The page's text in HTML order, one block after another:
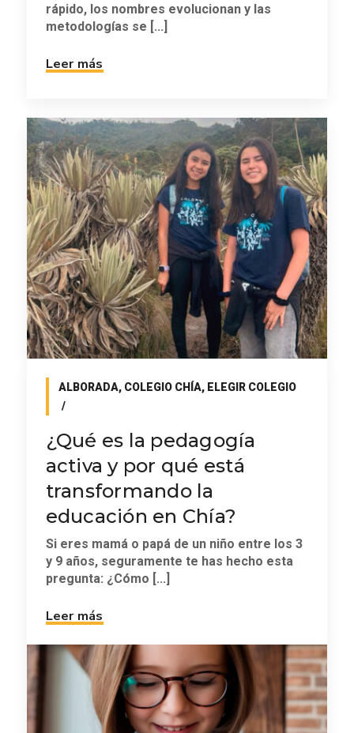
rápido, los nombres evolucionan y las
metodologías se [...]
Leer más
ALBORADA, COLEGIO CHÍA, ELEGIR COLEGIO
¿Qué es la pedagogía
activa y por qué está
transformando la
educación en Chía?
Si eres mamá o papá de un niño entre los 3
y 9 años, seguramente te has hecho esta
pregunta: ¿Cómo [...]
Leer más